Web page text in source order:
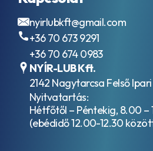
nyirlubkft@gmail.com
+36 70 673 9291
+36 70 674 0983
NYÍR-LUB Kft.
2142 Nagytarcsa Felső
Nyitvatartás:
Hétfőtől – Péntekig, 8.00 –
(ebédidő 12.00-12.30